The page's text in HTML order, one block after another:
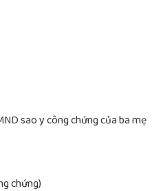
sao y công chứng của ba mẹ
chứng)